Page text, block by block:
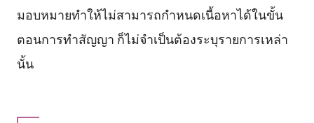
มอบหมายทำให้ไม่สามารถกำหนดเนื้อหาได้ในขั้น
ตอนการทำสัญญา ก็ไม่จำเป็นต้องระบุรายการเหล่า
นั้น